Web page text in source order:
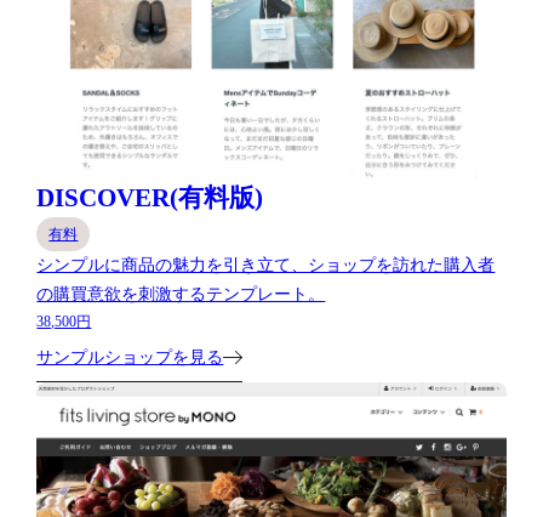
DISCOVER(有料版)
有料
シンプルに商品の魅力を引き立て、ショップを訪れた購入者
の購買意欲を刺激するテンプレート。
38,500円
サンプルショップを見る